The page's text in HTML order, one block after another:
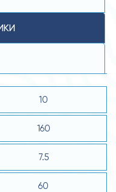
10
160
7.5
60